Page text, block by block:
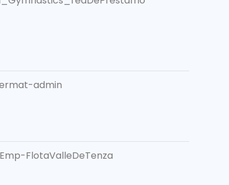
admin
FlotaValleDeTenza